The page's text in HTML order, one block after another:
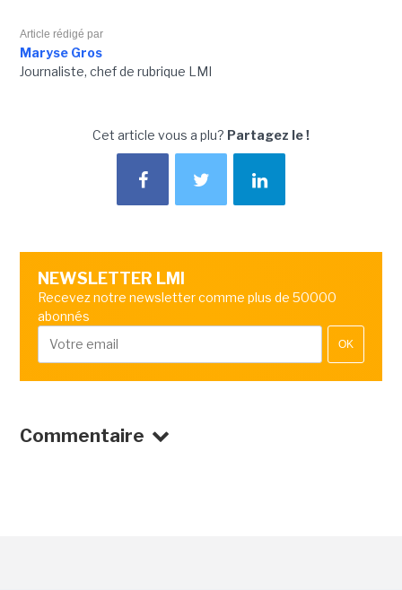
Article rédigé par
Maryse Gros
Journaliste, chef de rubrique LMI
Cet article vous a plu? Partagez le !
NEWSLETTER LMI
Recevez notre newsletter comme plus de 50000
abonnés
OK
Commentaire